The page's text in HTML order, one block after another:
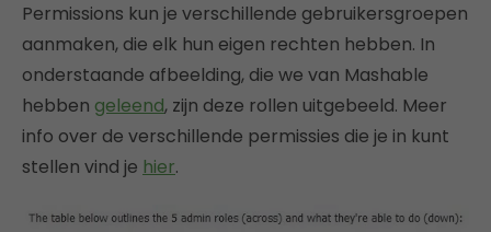
Permissions kun je verschillende gebruikersgroepen
aanmaken, die elk hun eigen rechten hebben. In
onderstaande afbeelding, die we van Mashable
hebben geleend, zijn deze rollen uitgebeeld. Meer
info over de verschillende permissies die je in kunt
stellen vind je hier.